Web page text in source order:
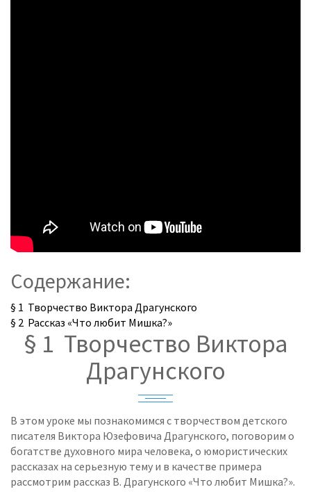
Содержание:
§ 1 Творчество Виктора Драгунского
§ 2 Рассказ «Что любит Мишка?»
§ 1 Творчество Виктора
Драгунского
В этом уроке мы познакомимся с творчеством детского
писателя Виктора Юзефовича Драгунского, поговорим о
богатстве духовного мира человека, о юмористических
рассказах на серьезную тему и в качестве примера
рассмотрим рассказ В. Драгунского «Что любит Мишка?».